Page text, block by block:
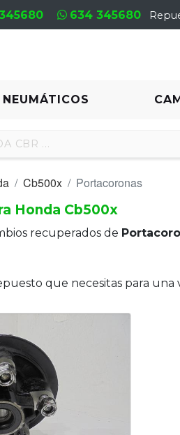
634 345680
NEUMÁTICOS
Cb500x
Portacoronas
Honda Cb500x
recuperados de
que necesitas para